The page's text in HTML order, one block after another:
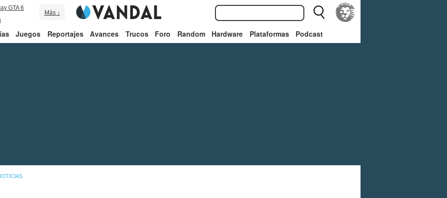
GTA 6
Más ↓
Juegos Reportajes Avances Trucos Foro Random Hardware Plataformas Podcast